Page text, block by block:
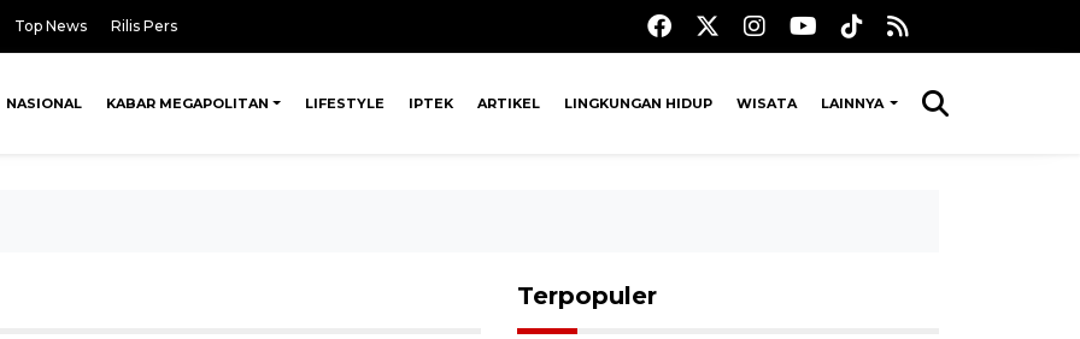
Top News Rilis Pers
NASIONAL KABAR MEGAPOLITAN LIFESTYLE IPTEK ARTIKEL LINGKUNGAN HIDUP WISATA LAINNYA
Terpopuler